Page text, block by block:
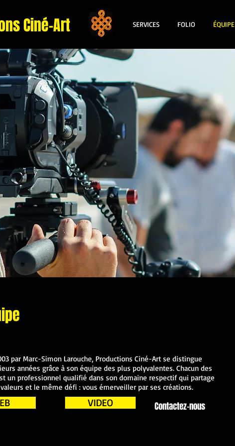
SERVICES FOLIO ÉQUIPE
Ciné-Art
par Marc-Simon Larouche, Productions Ciné-Art se distingue
années grâce à son équipe des plus polyvalentes. Chacun des
un professionnel qualifié dans son domaine respectif qui partage
et le même défi : vous émerveiller par ses créations.
VIDEO Contactez-nous